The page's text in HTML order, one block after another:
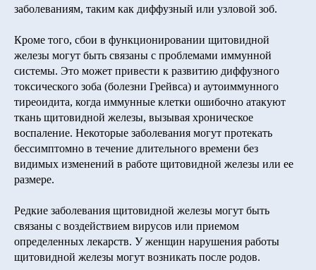
заболеваниям, таким как диффузный или узловой зоб.
Кроме того, сбои в функционировании щитовидной
железы могут быть связаны с проблемами иммунной
системы. Это может привести к развитию диффузного
токсического зоба (болезни Грейвса) и аутоиммунного
тиреоидита, когда иммунные клетки ошибочно атакуют
ткань щитовидной железы, вызывая хроническое
воспаление. Некоторые заболевания могут протекать
бессимптомно в течение длительного времени без
видимых изменений в работе щитовидной железы или ее
размере.
Редкие заболевания щитовидной железы могут быть
связаны с воздействием вирусов или приемом
определенных лекарств. У женщин нарушения работы
щитовидной железы могут возникать после родов.